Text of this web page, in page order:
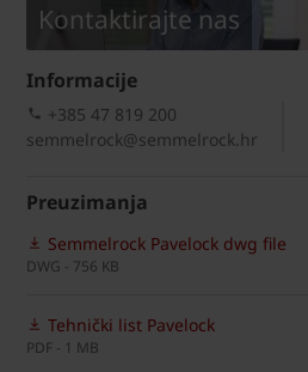
Kontaktirajte nas
Informacije
+385 47 819 200​
semmelrock@semmelrock.hr
Preuzimanja
Semmelrock Pavelock dwg file
DWG - 756 KB
Tehnički list Pavelock
PDF - 1 MB